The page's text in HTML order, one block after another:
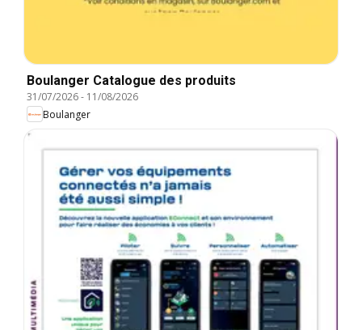
Boulanger Catalogue des produits
31/07/2026- 11/08/2026
Boulanger